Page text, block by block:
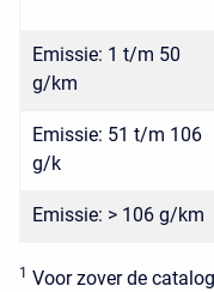
Emissie: 1 t/m 50
g/km
Emissie: 51 t/m 106
g/k
Emissie: > 106 g/km
1 Voor zover de